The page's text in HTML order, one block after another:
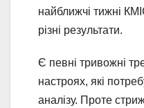
найближчі тижні
різні результати.
Є певні тривожні
настроях, які
аналізу. Проте